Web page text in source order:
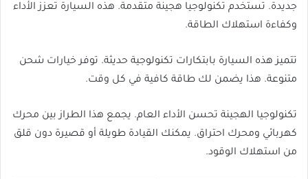
جديدة. تستخدم تكنولوجيا هجينة متقدمة. هذه السيارة تعزز الأداء
وكفاءة استهلاك الطاقة.
تتميز هذه السيارة بابتكارات تكنولوجية حديثة. توفر خيارات شحن
متنوعة. هذا يضمن لك طاقة كافية في كل وقت.
تكنولوجيا الهجينة تحسن الأداء العام. يجمع هذا الطراز بين محرك
كهربائي ومحرك احتراق. يمكنك القيادة طويلة أو قصيرة دون قلق
من استهلاك الوقود.